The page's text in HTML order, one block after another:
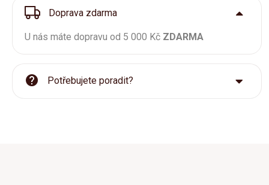
Doprava zdarma
U nás máte dopravu od 5 000 Kč ZDARMA
Potřebujete poradit?